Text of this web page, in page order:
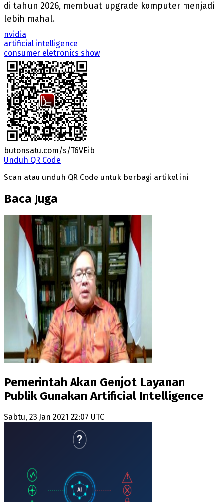
di tahun 2026, membuat upgrade komputer menjadi
lebih mahal.
nvidia
artificial intelligence
consumer eletronics show
butonsatu.com/s/T6VEib
Unduh QR Code
Scan atau unduh QR Code untuk berbagi artikel ini
Baca Juga
Pemerintah Akan Genjot Layanan
Publik Gunakan Artificial Intelligence
Sabtu, 23 Jan 2021 22:07 UTC